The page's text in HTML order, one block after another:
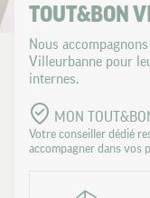
TOUT&BON
Nous
Villeurbanne pour
internes.
MON
Votre conseiller dédié
accompagner dans vos